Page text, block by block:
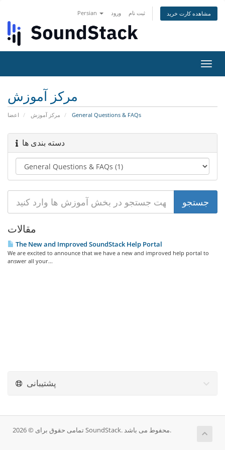
Persian ورود ثبت نام مشاهده کارت خرید
تغییر
مرکز آموزش
اعضا مرکز آموزش General Questions & FAQs
دسته بندی ها
مقالات
The New and Improved SoundStack Help Portal
We are excited to announce that we have a new and improved help portal to
answer all your...
پشتیبانی
تمامی حقوق برای © 2026 SoundStack. محفوط می باشد.